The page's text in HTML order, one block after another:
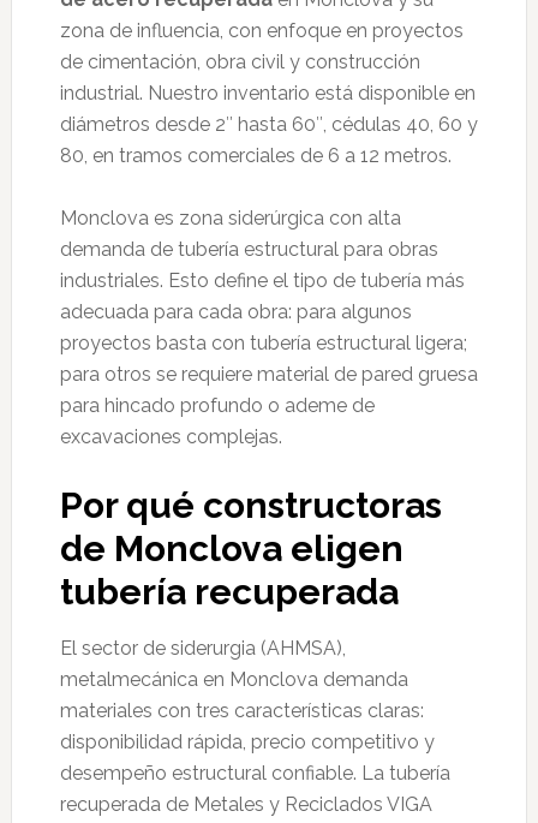
zona de influencia, con enfoque en proyectos
de cimentación, obra civil y construcción
industrial. Nuestro inventario está disponible en
diámetros desde 2″ hasta 60″, cédulas 40, 60 y
80, en tramos comerciales de 6 a 12 metros.
Monclova es zona siderúrgica con alta
demanda de tubería estructural para obras
industriales. Esto define el tipo de tubería más
adecuada para cada obra: para algunos
proyectos basta con tubería estructural ligera;
para otros se requiere material de pared gruesa
para hincado profundo o ademe de
excavaciones complejas.
Por qué constructoras
de Monclova eligen
tubería recuperada
El sector de siderurgia (AHMSA),
metalmecánica en Monclova demanda
materiales con tres características claras:
disponibilidad rápida, precio competitivo y
desempeño estructural confiable. La tubería
recuperada de Metales y Reciclados VIGA